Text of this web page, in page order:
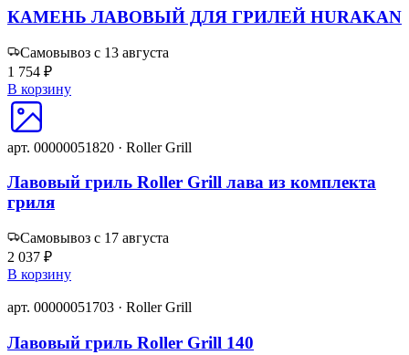
КАМЕНЬ ЛАВОВЫЙ ДЛЯ ГРИЛЕЙ HURAKAN
Самовывоз с 13 августа
1 754 ₽
В корзину
арт. 00000051820 · Roller Grill
Лавовый гриль Roller Grill лава из комплекта
гриля
Самовывоз с 17 августа
2 037 ₽
В корзину
арт. 00000051703 · Roller Grill
Лавовый гриль Roller Grill 140